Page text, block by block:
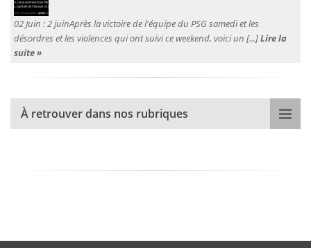
02 Juin :2 juinAprès la victoire de l'équipe du PSG samedi et les
désordres et les violences qui ont suivi ce weekend, voici un [...]Lire la
suite »
À retrouver dans nos rubriques